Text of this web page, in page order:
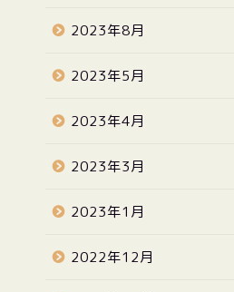
2023年8月
2023年5月
2023年4月
2023年3月
2023年1月
2022年12月